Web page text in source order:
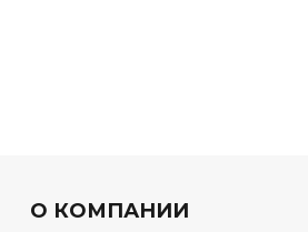
О КОМПАНИИ